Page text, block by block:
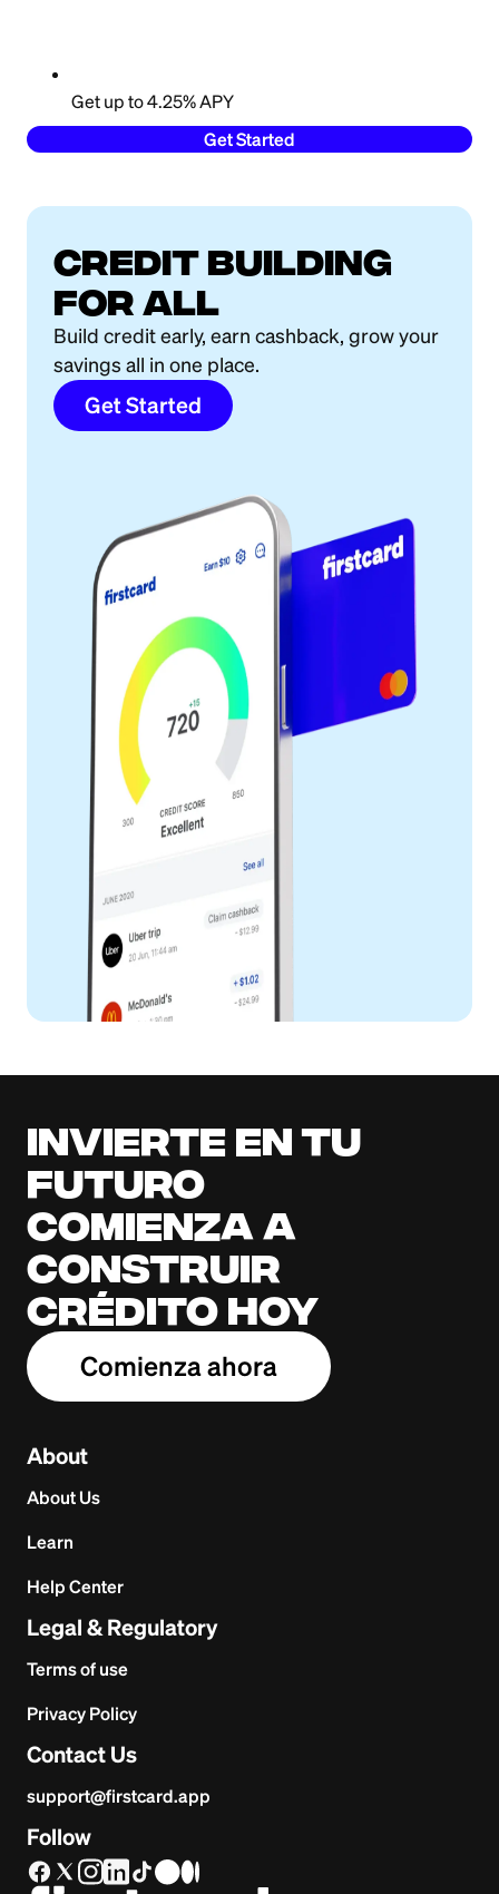
Get up to 4.25% APY
Get Started
Credit building
for all
Build credit early, earn cashback, grow your
savings all in one place.
Get Started
Invierte en tu
futuro
Comienza a
construir
crédito hoy
Comienza ahora
About
About Us
Learn
Help Center
Legal & Regulatory
Terms of use
Privacy Policy
Contact Us
support@firstcard.app
Follow